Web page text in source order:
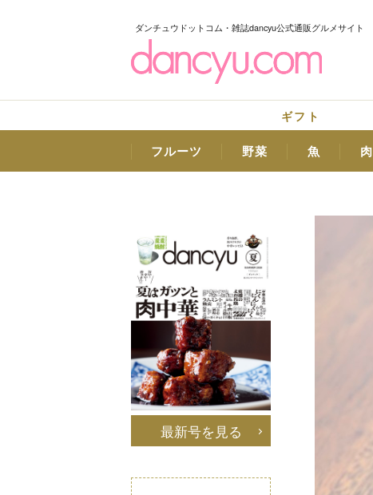
ダンチュウドットコム・雑誌dancyu公式通販グルメサイト
ギフト
フルーツ 野菜 魚 肉
最新号を見る